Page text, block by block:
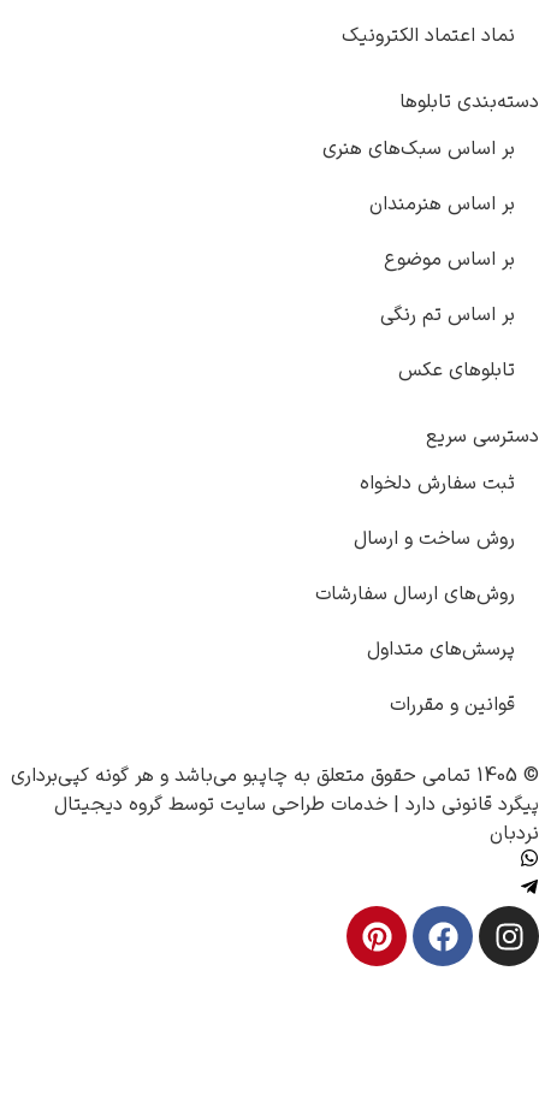
هنری
رنگی
ارسال
سفارشات
چاپبومی‌باشد و هر گونه کپی‌برداری
|خدمات طراحی سایت توسطگروه دیجیتال